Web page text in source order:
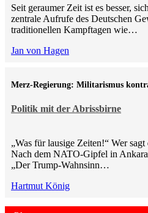
Seit geraumer Zeit ist es besser,
zentrale Aufrufe des Deutschen
traditionellen Kampftagen wie…
Jan von Hagen
Politik mit der Abrissbirne
Merz-Regierung: Militarismus
„Was für lausige Zeiten!“ Wer
Nach dem NATO-Gipfel in Ankara
„Der Trump-Wahnsinn…
Hartmut König